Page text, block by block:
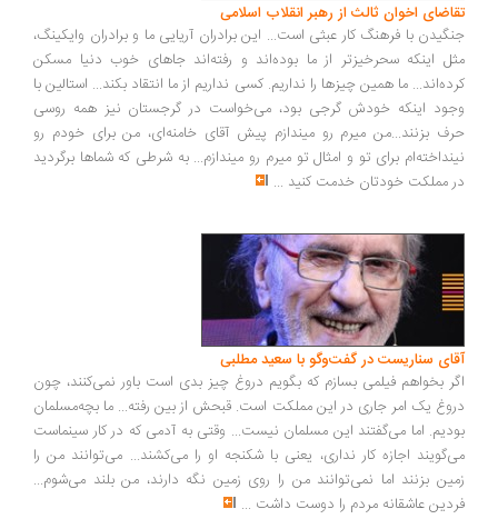
تقاضای اخوان ثالث از رهبر انقلاب اسلامی
جنگیدن با فرهنگ کار عبثی است... این برادران آریایی ما و برادران وایکینگ،
مثل اینکه سحرخیزتر از ما بوده‌اند و رفته‌اند جاهای خوب دنیا مسکن
کرده‌اند... ما همین چیزها را نداریم. کسی نداریم از ما انتقاد بکند... استالین با
وجود اینکه خودش گرجی بود، می‌خواست در گرجستان نیز همه روسی
حرف بزنند...من میرم رو میندازم پیش آقای خامنه‌ای، من برای خودم رو
نینداخته‌ام برای تو و امثال تو میرم رو میندازم... به شرطی که شماها برگردید
در مملکت خودتان خدمت کنید ...
آقای سناریست در گفت‌وگو با سعید مطلبی
اگر بخواهم فیلمی بسازم که بگویم دروغ چیز بدی است باور نمی‌کنند، چون
دروغ یک امر جاری در این مملکت است. قبحش از بین رفته... ما بچه‌مسلمان
بودیم. اما می‌گفتند این مسلمان نیست... وقتی به آدمی که در کار سینماست
می‌گویند اجازه کار نداری، یعنی با شکنجه او را می‌کشند... می‌توانند من را
زمین بزنند اما نمی‌توانند من را روی زمین نگه دارند، من بلند می‌شوم...
فردین عاشقانه مردم را دوست داشت ...